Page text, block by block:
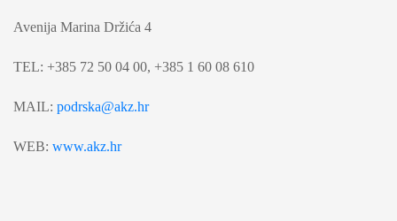
Avenija Marina Držića 4
TEL: +385 72 50 04 00, +385 1 60 08 610
MAIL: podrska@akz.hr
WEB: www.akz.hr